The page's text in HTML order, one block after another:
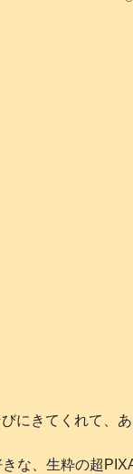
にきてくれて、
きな、生粋の超